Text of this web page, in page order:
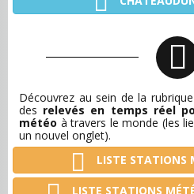
Découvrez au sein de la rubrique
des relevés en temps réel
météo à travers le monde (les
un nouvel onglet).
LISTE STATIONS
LISTE STATIONS